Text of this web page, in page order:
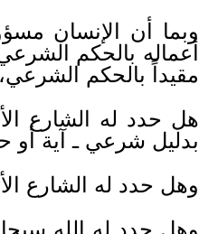
وبما أن الإنسان
أعماله بالحكم
مقيداً بالحكم
هل حدد له الشارع
بدليل شرعي ـ آية أو
وهل حدد له الشارع
وهل حدد له الله